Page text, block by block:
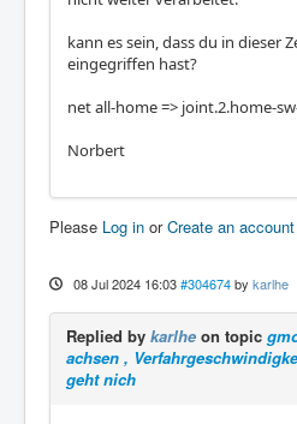
kann es sein, dass du in dieser
eingegriffen hast?
net all-home => joint.2.home-
Norbert
Please Log in orCreate an account
08 Jul 2024 16:03 #304674 by karlhe
Replied by karlhe on topic
achsen ,
geht nich